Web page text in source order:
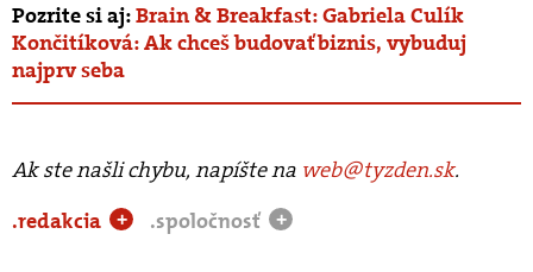
Pozrite si aj:Brain & Breakfast: Gabriela Culík
Končitíková: Ak chceš budovať biznis, vybuduj
najprv seba
Ak ste našli chybu, napíšte na web@tyzden.sk.
.redakcia
+ .spoločnosť +